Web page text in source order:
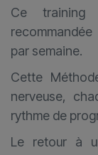
Ce training
par semaine.
Cette
nerveuse,
rythme de
Le retour à